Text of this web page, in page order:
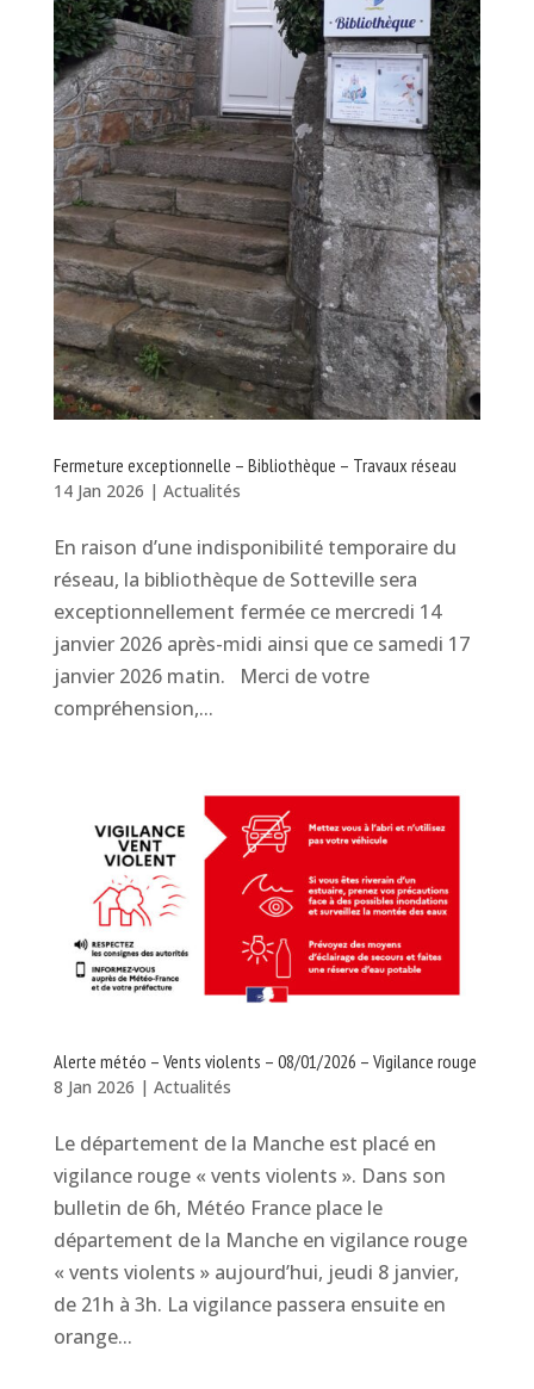
Fermeture exceptionnelle – Bibliothèque – Travaux réseau
14 Jan 2026 | Actualités
En raison d’une indisponibilité temporaire du
réseau, la bibliothèque de Sotteville sera
exceptionnellement fermée ce mercredi 14
janvier 2026 après-midi ainsi que ce samedi 17
janvier 2026 matin. Merci de votre
compréhension,...
Alerte météo – Vents violents – 08/01/2026 – Vigilance rouge
8 Jan 2026 | Actualités
Le département de la Manche est placé en
vigilance rouge « vents violents ». Dans son
bulletin de 6h, Météo France place le
département de la Manche en vigilance rouge
« vents violents » aujourd’hui, jeudi 8 janvier,
de 21h à 3h. La vigilance passera ensuite en
orange...